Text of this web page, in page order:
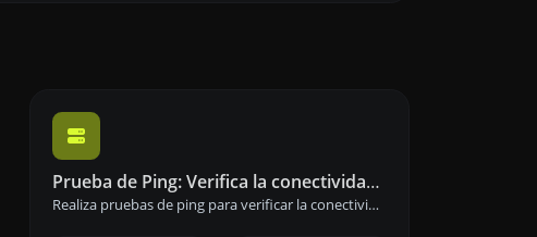
Prueba de Ping: Verifica la conectividad de sitios web y servidores
Realiza pruebas de ping para verificar la conectividad y tiempo de respuesta de sitios web, servidores o puertos.